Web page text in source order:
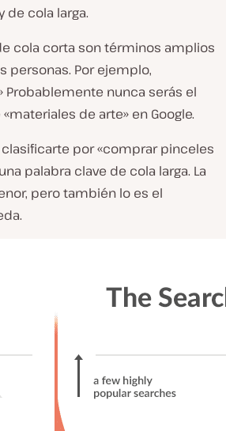
de cola larga.
cola corta son términos amplios
personas. Por ejemplo,
Probablemente nunca serás el
de arte» en Google.
clasificarte por «comprar pinceles
palabra clave de cola larga. La
pero también lo es el